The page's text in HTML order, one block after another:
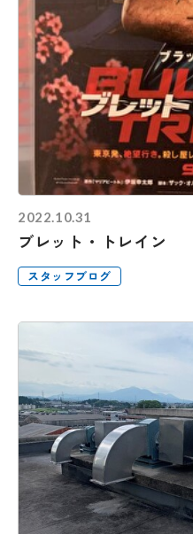
2022.10.31
ブレット・トレイン
スタッフブログ